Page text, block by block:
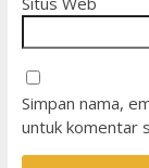
Simpan nama,
untuk komentar